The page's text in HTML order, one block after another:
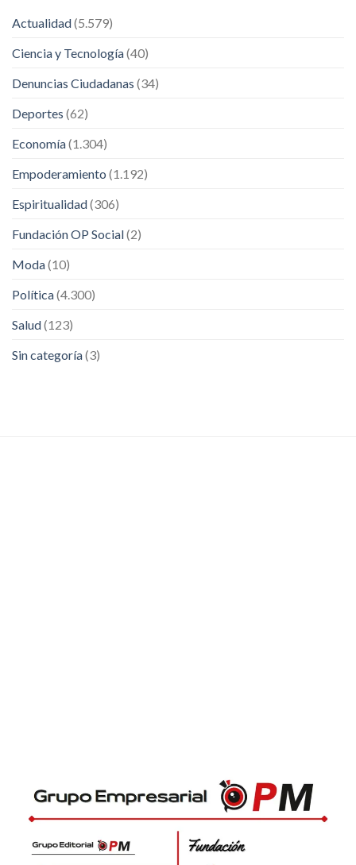
Actualidad(5.579)
Ciencia y Tecnología(40)
Denuncias Ciudadanas (34)
Deportes (62)
Economía(1.304)
Empoderamiento (1.192)
Espiritualidad(306)
Fundación OP Social(2)
Moda(10)
Política(4.300)
Salud(123)
Sin categoría(3)